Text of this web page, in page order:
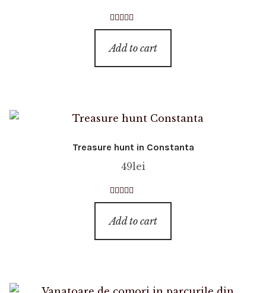
Rated4.74
out of 5
Add to cart
Treasure hunt in Constanta
49lei
Rated4.83
out of 5
Add to cart